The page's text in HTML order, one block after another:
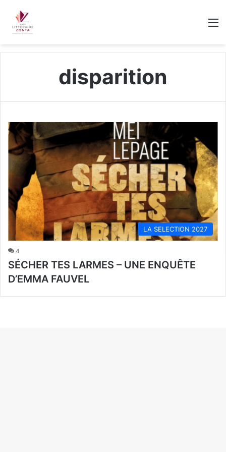
disparition
LA SELECTION 2027
4
SÉCHER TES LARMES – UNE ENQUÊTE
D’EMMA FAUVEL